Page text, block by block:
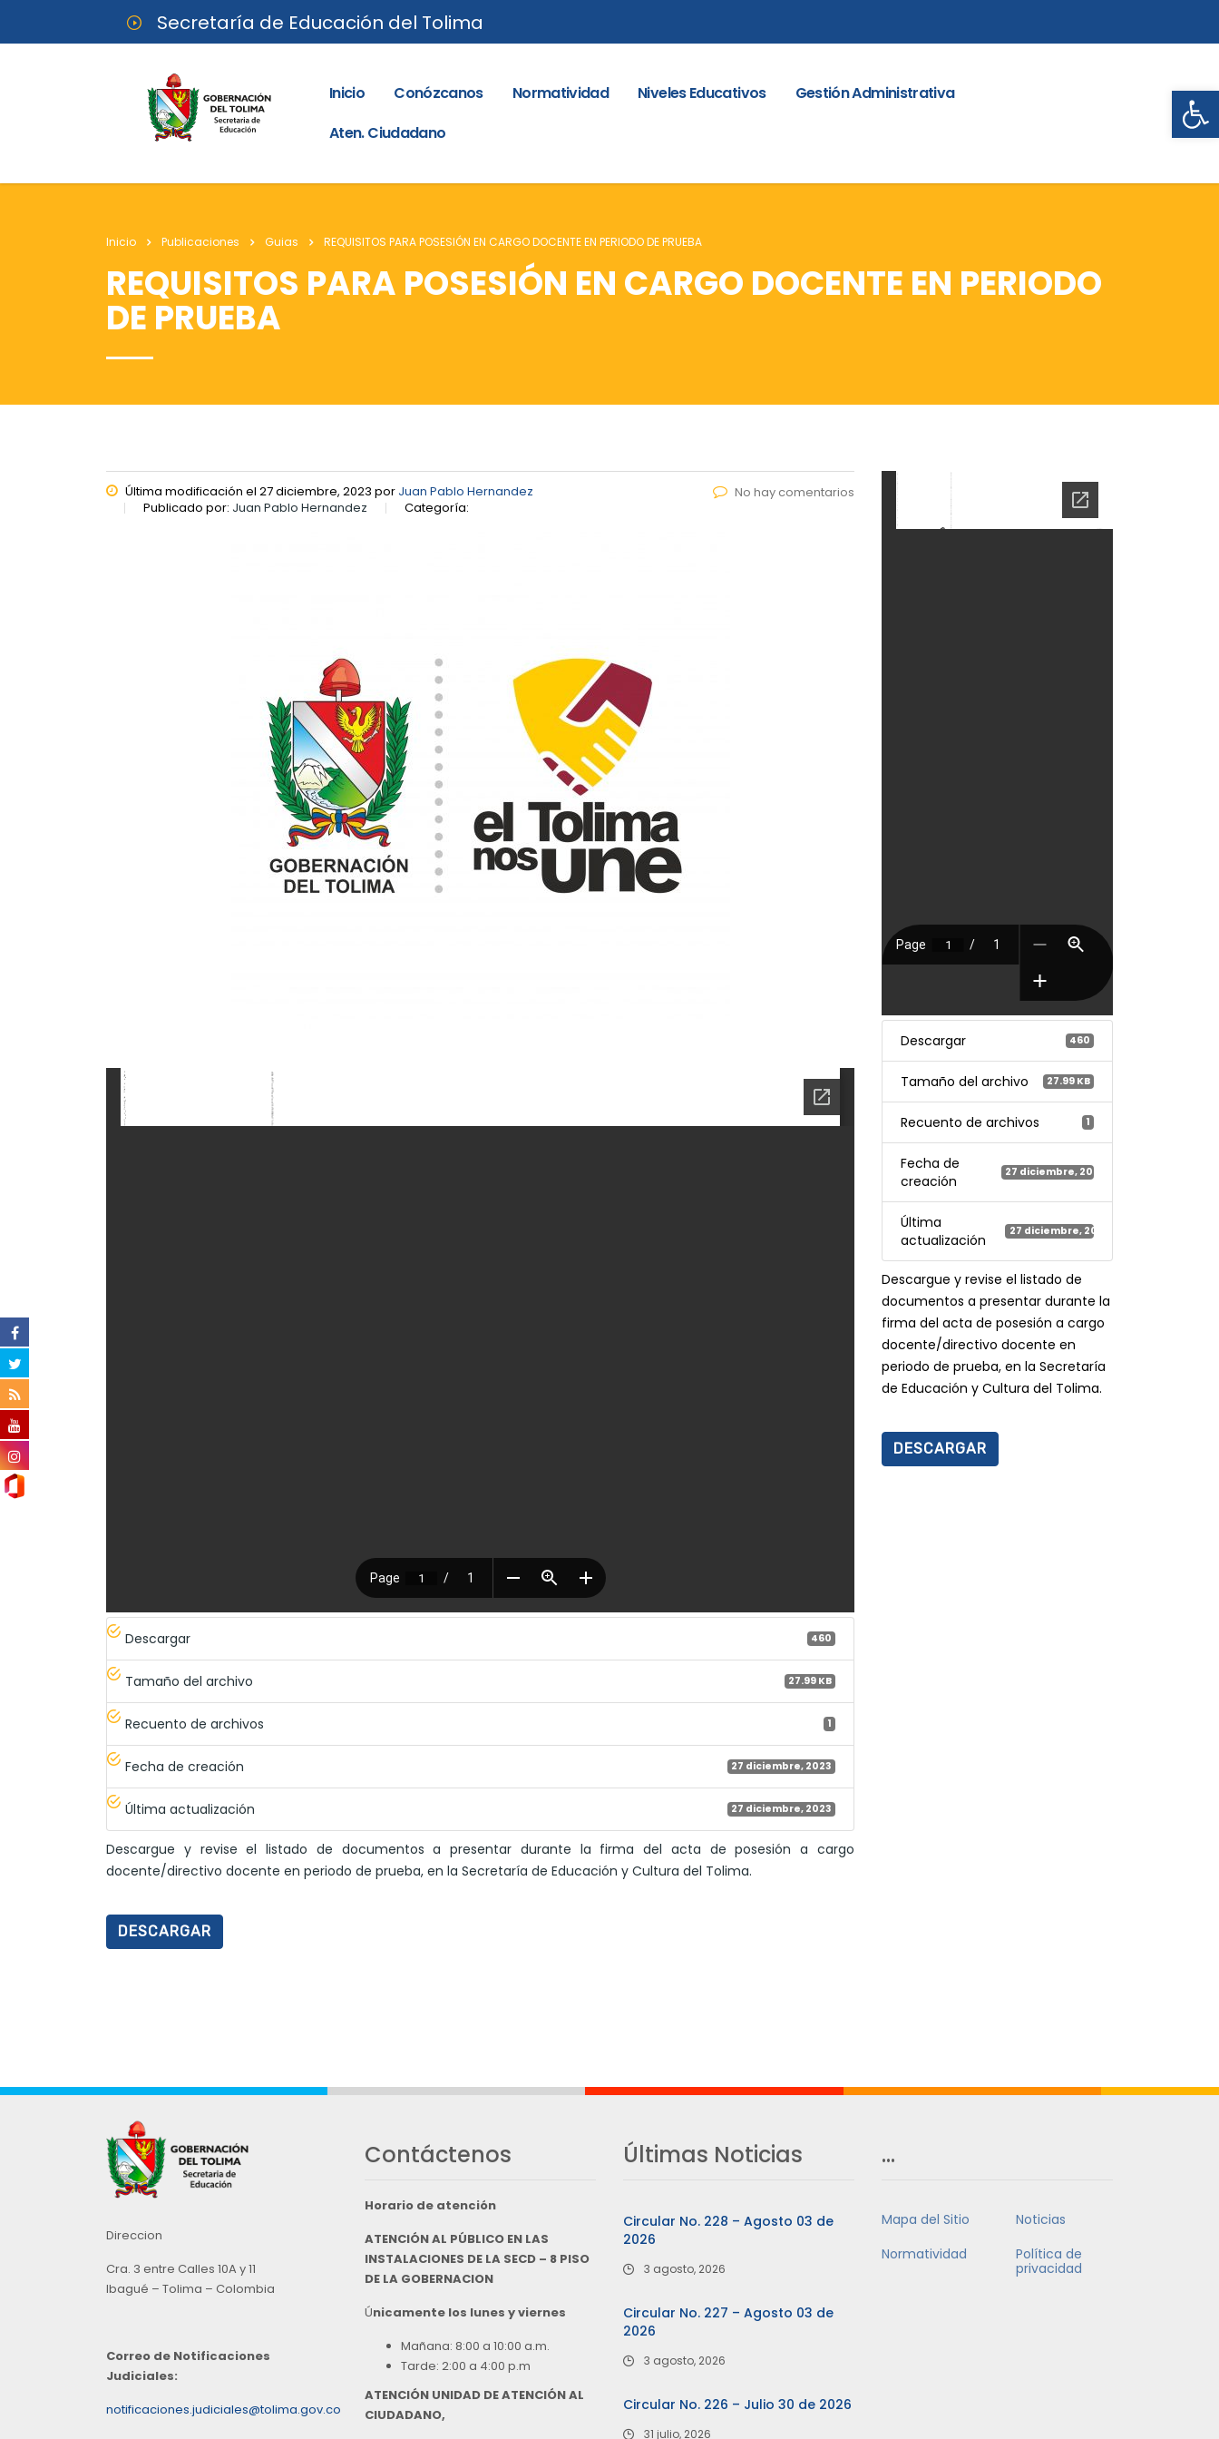
Secretaría de Educación del Tolima
Inicio Conózcanos Normatividad Niveles Educativos
Gestión Administrativa
Aten. Ciudadano
Inicio Publicaciones Guias REQUISITOS PARA POSESIÓN EN CARGO DOCENTE EN PERIODO DE PRUEBA
REQUISITOS PARA POSESIÓN EN CARGO DOCENTE EN PERIODO
DE PRUEBA
Última modificación el 27 diciembre, 2023 por Juan Pablo Hernandez
Publicado por: Juan Pablo Hernandez Categoría:
No hay comentarios
Descargar 460
Tamaño del archivo 27.99 KB
Recuento de archivos 1
Fecha de creación 27 diciembre, 2023
Última actualización 27 diciembre, 2023
Descargue y revise el listado de documentos a presentar durante la firma del acta de posesión a cargo
docente/directivo docente en periodo de prueba, en la Secretaría de Educación y Cultura del Tolima.
DESCARGAR
Descargar 460
Tamaño del archivo 27.99 KB
Recuento de archivos 1
Fecha de
creación
27 diciembre, 2023
Última
actualización
27 diciembre, 2023
Descargue y revise el listado de
documentos a presentar durante la
firma del acta de posesión a cargo
docente/directivo docente en
periodo de prueba, en la Secretaría
de Educación y Cultura del Tolima.
DESCARGAR
Direccion
Cra. 3 entre Calles 10A y 11
Ibagué – Tolima – Colombia
Correo de Notificaciones
Judiciales:
notificaciones.judiciales@tolima.gov.co
Contáctenos
Horario de atención
ATENCIÓN AL PÚBLICO EN LAS
INSTALACIONES DE LA SECD – 8 PISO
DE LA GOBERNACION
Únicamente los lunes y viernes
Mañana: 8:00 a 10:00 a.m.
Tarde: 2:00 a 4:00 p.m
ATENCIÓN UNIDAD DE ATENCIÓN AL
CIUDADANO,
Últimas Noticias
Circular No. 228 – Agosto 03 de
2026
3 agosto, 2026
Circular No. 227 – Agosto 03 de
2026
3 agosto, 2026
Circular No. 226 – Julio 30 de 2026
31 julio, 2026
…
Mapa del Sitio
Noticias
Normatividad
Política de
privacidad